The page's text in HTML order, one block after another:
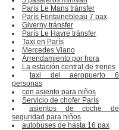
París Le Mans tránsfer
París Fontainebleau 7 pax
Giverny tránsfer
París Le Havre tránsfer
Taxi en París
Mercedes Viano
Arrendamiento por hora
La estación central de trenes
taxi del aeropuerto 6
personas
con asiento para niños
Servicio de chofer París
asientos de coche de
seguridad para niños
autobuses de hasta 16 pax